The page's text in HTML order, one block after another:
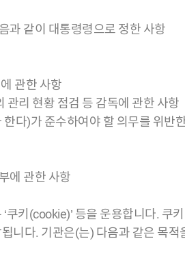
과 같이 대통령령으로 정한 사항
관한 사항
관리 현황 점검 등 감독에 관한 사항
다)가 준수하여야 할 의무를 위반
에 관한 사항
쿠키(cookie)’ 등을 운용합니다.
니다. 기관은(는) 다음과 같은 목적